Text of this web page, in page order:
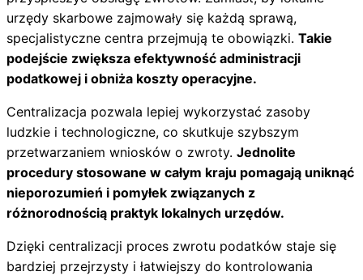
urzędy skarbowe zajmowały się każdą sprawą,
specjalistyczne centra przejmują te obowiązki. Takie
podejście zwiększa efektywność administracji
podatkowej i obniża koszty operacyjne.
Centralizacja pozwala lepiej wykorzystać zasoby
ludzkie i technologiczne, co skutkuje szybszym
przetwarzaniem wniosków o zwroty. Jednolite
procedury stosowane w całym kraju pomagają uniknąć
nieporozumień i pomyłek związanych z
różnorodnością praktyk lokalnych urzędów.
Dzięki centralizacji proces zwrotu podatków staje się
bardziej przejrzysty i łatwiejszy do kontrolowania